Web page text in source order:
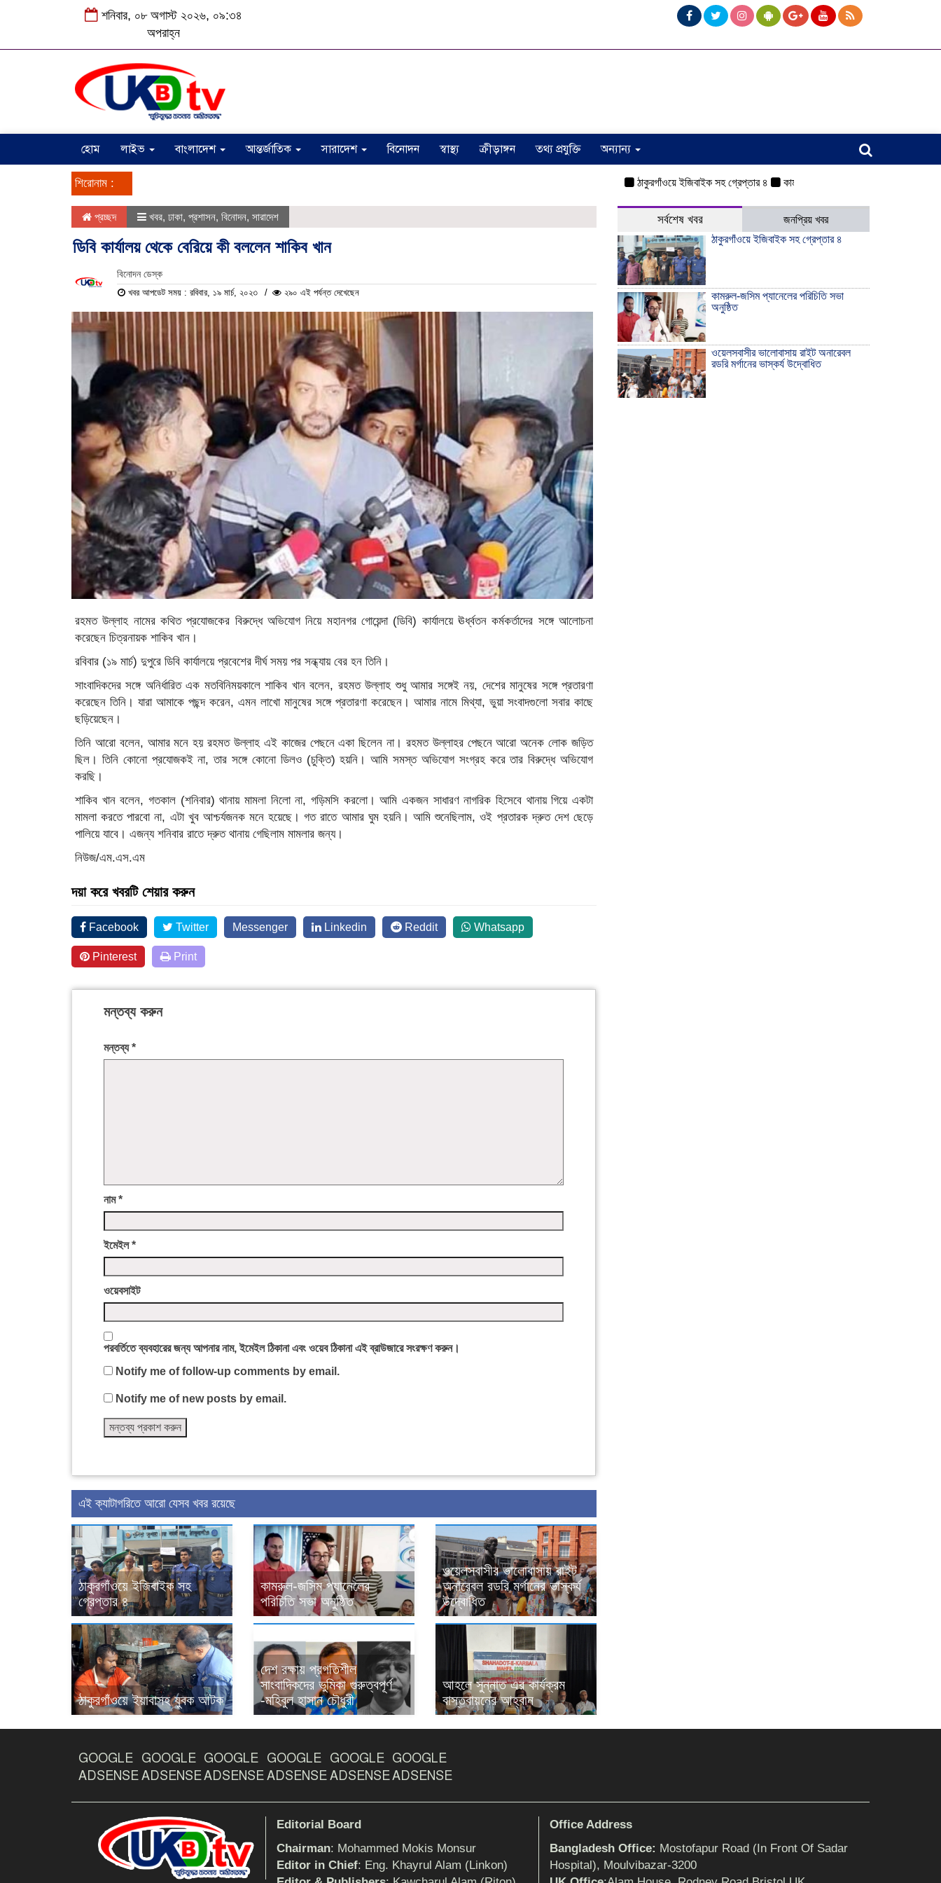
শনিবার, ০৮ অগাস্ট ২০২৬, ০৯:৩৪
অপরাহ্ন
হোম লাইভ বাংলাদেশ আন্তর্জাতিক সারাদেশ বিনোদন স্বাস্থ্য ক্রীড়াঙ্গন তথ্য প্রযুক্তি অন্যান্য
শিরোনাম : ঠাকুরগাঁওয়ে ইজিবাইক সহ গ্রেপ্তার ৪ কামরুল-জসিম প্যানেলের পরিচিতি সভা অনুষ্ঠিত
প্রচ্ছদ খবর, ঢাকা, প্রশাসন, বিনোদন, সারাদেশ
ডিবি কার্যালয় থেকে বেরিয়ে কী বললেন শাকিব খান
বিনোদন ডেস্ক
খবর আপডেট সময় : রবিবার, ১৯ মার্চ, ২০২৩ ২৯০ এই পর্যন্ত দেখেছেন
রহমত উল্লাহ নামের কথিত প্রযোজকের বিরুদ্ধে অভিযোগ নিয়ে মহানগর গোয়েন্দা (ডিবি) কার্যালয়ে ঊর্ধ্বতন কর্মকর্তাদের সঙ্গে আলোচনা
করেছেন চিত্রনায়ক শাকিব খান।
রবিবার (১৯ মার্চ) দুপুরে ডিবি কার্যালয়ে প্রবেশের দীর্ঘ সময় পর সন্ধ্যায় বের হন তিনি।
সাংবাদিকদের সঙ্গে অনির্ধারিত এক মতবিনিময়কালে শাকিব খান বলেন, রহমত উল্লাহ শুধু আমার সঙ্গেই নয়, দেশের মানুষের সঙ্গে প্রতারণা
করেছেন তিনি। যারা আমাকে পছন্দ করেন, এমন লাখো মানুষের সঙ্গে প্রতারণা করেছেন। আমার নামে মিথ্যা, ভুয়া সংবাদগুলো সবার কাছে
ছড়িয়েছেন।
তিনি আরো বলেন, আমার মনে হয় রহমত উল্লাহ এই কাজের পেছনে একা ছিলেন না। রহমত উল্লাহর পেছনে আরো অনেক লোক জড়িত
ছিল। তিনি কোনো প্রযোজকই না, তার সঙ্গে কোনো ডিলও (চুক্তি) হয়নি। আমি সমস্ত অভিযোগ সংগ্রহ করে তার বিরুদ্ধে অভিযোগ
করছি।
শাকিব খান বলেন, গতকাল (শনিবার) থানায় মামলা নিলো না, গড়িমসি করলো। আমি একজন সাধারণ নাগরিক হিসেবে থানায় গিয়ে একটা
মামলা করতে পারবো না, এটা খুব আশ্চর্যজনক মনে হয়েছে। গত রাতে আমার ঘুম হয়নি। আমি শুনেছিলাম, ওই প্রতারক দ্রুত দেশ ছেড়ে
পালিয়ে যাবে। এজন্য শনিবার রাতে দ্রুত থানায় গেছিলাম মামলার জন্য।
নিউজ/এম.এস.এম
দয়া করে খবরটি শেয়ার করুন
Facebook Twitter Messenger Linkedin Reddit Whatsapp
Pinterest Print
মন্তব্য করুন
মন্তব্য*
নাম*
ইমেইল*
ওয়েবসাইট
পরবর্তিতে ব্যবহারের জন্য আপনার নাম, ইমেইল ঠিকানা এবং ওয়েব ঠিকানা এই ব্রাউজারে সংরক্ষণ করুন।
Notify me of follow-up comments by email.
Notify me of new posts by email.
এই ক্যাটাগরিতে আরো যেসব খবর রয়েছে
ঠাকুরগাঁওয়ে ইজিবাইক সহ
গ্রেপ্তার ৪
কামরুল-জসিম প্যানেলের
পরিচিতি সভা অনুষ্ঠিত
ওয়েলসবাসীর ভালোবাসায় রাইট
অনারেবল রডরি মর্গানের ভাস্কর্য
উদ্বোধিত
ঠাকুরগাঁওয়ে ইয়াবাসহ যুবক আটক
দেশ রক্ষায় প্রগতিশীল
সাংবাদিকদের ভুমিকা গুরুত্বপূর্ণ
-মহিবুল হাসান চৌধুরী
আহলে সুন্নাত এর কার্যক্রম
বাস্তবায়নের আহ্বান
সর্বশেষ খবর
জনপ্রিয় খবর
ঠাকুরগাঁওয়ে ইজিবাইক সহ গ্রেপ্তার ৪
কামরুল-জসিম প্যানেলের পরিচিতি সভা
অনুষ্ঠিত
ওয়েলসবাসীর ভালোবাসায় রাইট অনারেবল
রডরি মর্গানের ভাস্কর্য উদ্বোধিত
GOOGLE
ADSENSE
GOOGLE
ADSENSE
GOOGLE
ADSENSE
GOOGLE
ADSENSE
GOOGLE
ADSENSE
GOOGLE
ADSENSE
Editorial Board
Chairman: Mohammed Mokis Monsur
Editor in Chief: Eng. Khayrul Alam (Linkon)
Office Address
Bangladesh Office: Mostofapur Road (In Front Of Sadar
Hospital), Moulvibazar-3200